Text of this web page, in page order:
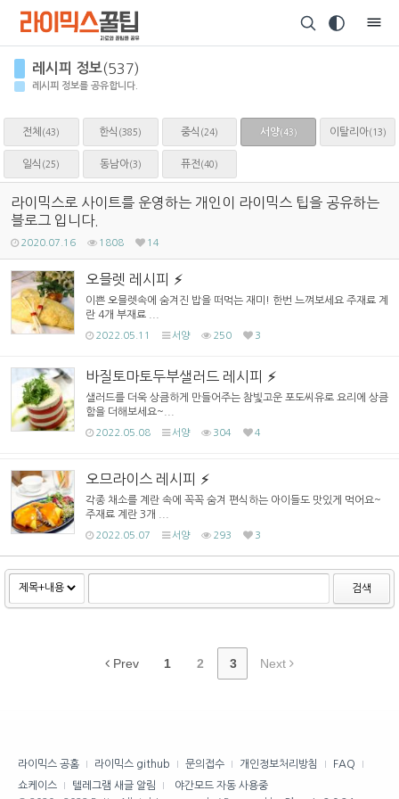
레시피 정보(537)
레시피 정보를 공유합니다.
전체 (43) 한식 (385) 중식 (24) 서양(43) 이탈리아(13)
일식 (25) 동남아(3) 퓨전 (40)
라이믹스로 사이트를 운영하는 개인이 라이믹스 팁을 공유하는
블로그 입니다.
2020.07.16 1808 14
오믈렛 레시피
이쁜 오믈렛속에 숨겨진 밥을 떠먹는 재미! 한번 느껴보세요 주재료 계
란 4개 부재료 ...
2022.05.11 서양 250 3
바질토마토두부샐러드 레시피
샐러드를 더욱 상큼하게 만들어주는 참빛고운 포도씨유로 요리에 상큼
함을 더해보세요~...
2022.05.08 서양 304 4
오므라이스 레시피
각종 채소를 계란 속에 꼭꼭 숨겨 편식하는 아이들도 맛있게 먹어요~
주재료 계란 3개 ...
2022.05.07 서양 293 3
검색
Prev 1 2 3 Next
라이믹스 공홈 라이믹스 github 문의접수 개인정보처리방침
FAQ
쇼케이스
텔레그램 새글 알림
야간모드 자동 사용중
Sketchbook5, 스케치북5
Sketchbook5, 스케치북5